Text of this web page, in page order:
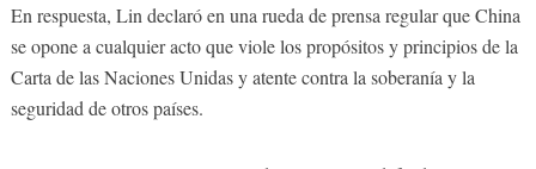
En respuesta, Lin declaró en una rueda de prensa regular que China
se opone a cualquier acto que viole los propósitos y principios de la
Carta de las Naciones Unidas y atente contra la soberanía y la
seguridad de otros países.